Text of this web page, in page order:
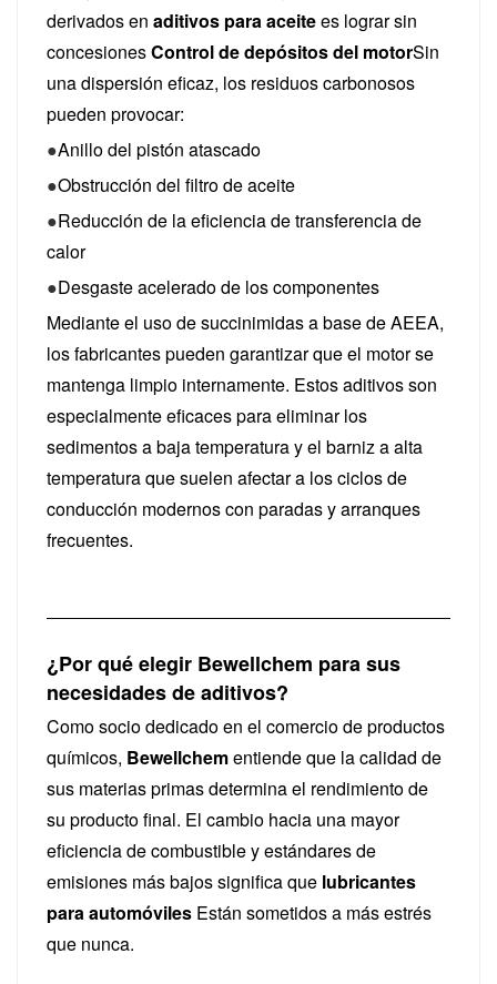
derivados enaditivos para aceitees lograr sin
concesionesControl de depósitos del motorSin
una dispersión eficaz, los residuos carbonosos
pueden provocar:
●Anillo del pistón atascado
●Obstrucción del filtro de aceite
●Reducción de la eficiencia de transferencia de
calor
●Desgaste acelerado de los componentes
Mediante el uso de succinimidas a base de AEEA,
los fabricantes pueden garantizar que el motor se
mantenga limpio internamente. Estos aditivos son
especialmente eficaces para eliminar los
sedimentos a baja temperatura y el barniz a alta
temperatura que suelen afectar a los ciclos de
conducción modernos con paradas y arranques
frecuentes.
¿Por qué elegir Bewellchem ​​para sus
necesidades de aditivos?
Como socio dedicado en el comercio de productos
químicos, Bewellchementiende que la calidad de
sus materias primas determina el rendimiento de
su producto final. El cambio hacia una mayor
eficiencia de combustible y estándares de
emisiones más bajos significa que lubricantes
para automóviles Están sometidos a más estrés
que nunca.